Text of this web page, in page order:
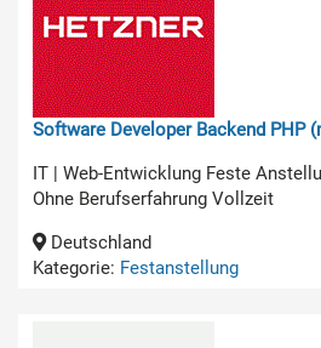
Software Developer Backend PHP
IT | Web-Entwicklung Feste
Ohne Berufserfahrung Vollzeit
Deutschland
Kategorie: Festanstellung